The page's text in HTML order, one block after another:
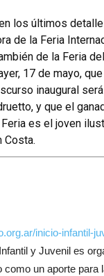
los últimos
de la Feria
de la Feria
17 de mayo,
inaugural
y que el
es el joven
Costa.
inicio-infantil-
y Juvenil es
como un aporte para